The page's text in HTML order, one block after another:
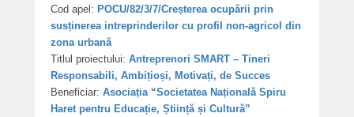
Cod apel: POCU/82/3/7/Creșterea ocupării prin
susținerea intreprinderilor cu profil non-agricol din
zona urbană
Titlul proiectului: Antreprenori SMART – Tineri
Responsabili, Ambițioși, Motivați, de Succes
Beneficiar: Asociația “Societatea Națională Spiru
Haret pentru Educație, Știință și Cultură”